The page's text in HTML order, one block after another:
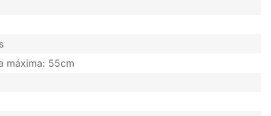
máxima: 55cm